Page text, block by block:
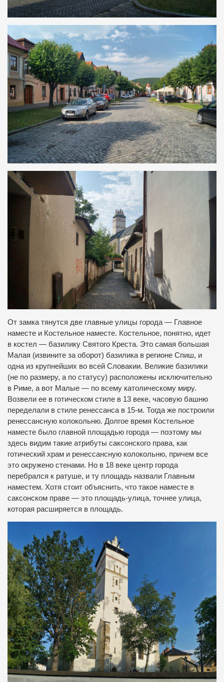
От замка тянутся две главные улицы города — Главное
наместе и Костельное наместе. Костельное, понятно, идет
в костел — базилику Святого Креста. Это самая большая
Малая (извините за оборот) базилика в регионе Спиш, и
одна из крупнейших во всей Словакии. Великие базилики
(не по размеру, а по статусу) расположены исключительно
в Риме, а вот Малые — по всему католическому миру.
Возвели ее в готическом стиле в 13 веке, часовую башню
переделали в стиле ренессанса в 15-м. Тогда же построили
ренессансную колокольню. Долгое время Костельное
наместе было главной площадью города — поэтому мы
здесь видим такие атрибуты саксонского права, как
готический храм и ренессансную колокольню, причем все
это окружено стенами. Но в 18 веке центр города
перебрался к ратуше, и ту площадь назвали Главным
наместем. Хотя стоит объяснить, что такое наместе в
саксонском праве — это площадь-улица, точнее улица,
которая расширяется в площадь.